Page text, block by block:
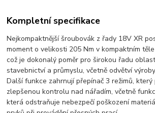
Kompletní specifikace
Nejkompaktnější šroubovák z řady 18V XR
moment o velikosti 205 Nm v kompaktním
což je dokonalý poměr pro širokou řadu
stavebnictví a průmyslu, včetně odvětví
Další funkce zahrnují přepínač 3 režimů, který
zlepšenou kontrolu nad nářadím, včetně
která odstraňuje nebezpečí poškození